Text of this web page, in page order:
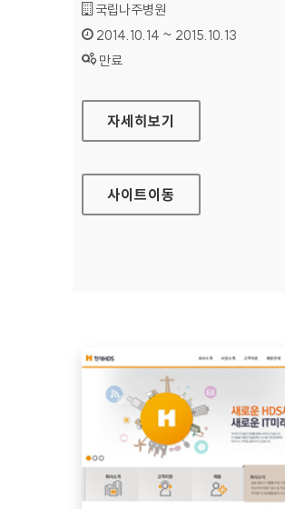
기관명 :
국립나주병원
인증기간 :
2014.10.14 ~ 2015.10.13
상태 :
만료
국립나주병원 홈페이지
자세히보기
사이트이동